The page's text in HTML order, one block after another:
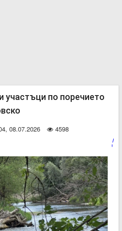
участъци по поречието
08.07.2026 4598